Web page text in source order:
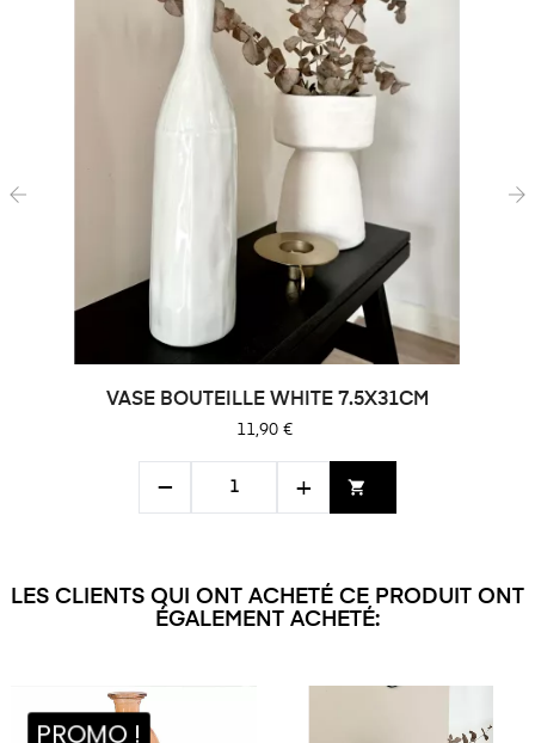
VASE BOUTEILLE WHITE 7.5X31CM
Prix
11,90 €
− + shopping_cart
LES CLIENTS QUI ONT ACHETÉ CE PRODUIT ONT
ÉGALEMENT ACHETÉ:
PROMO !